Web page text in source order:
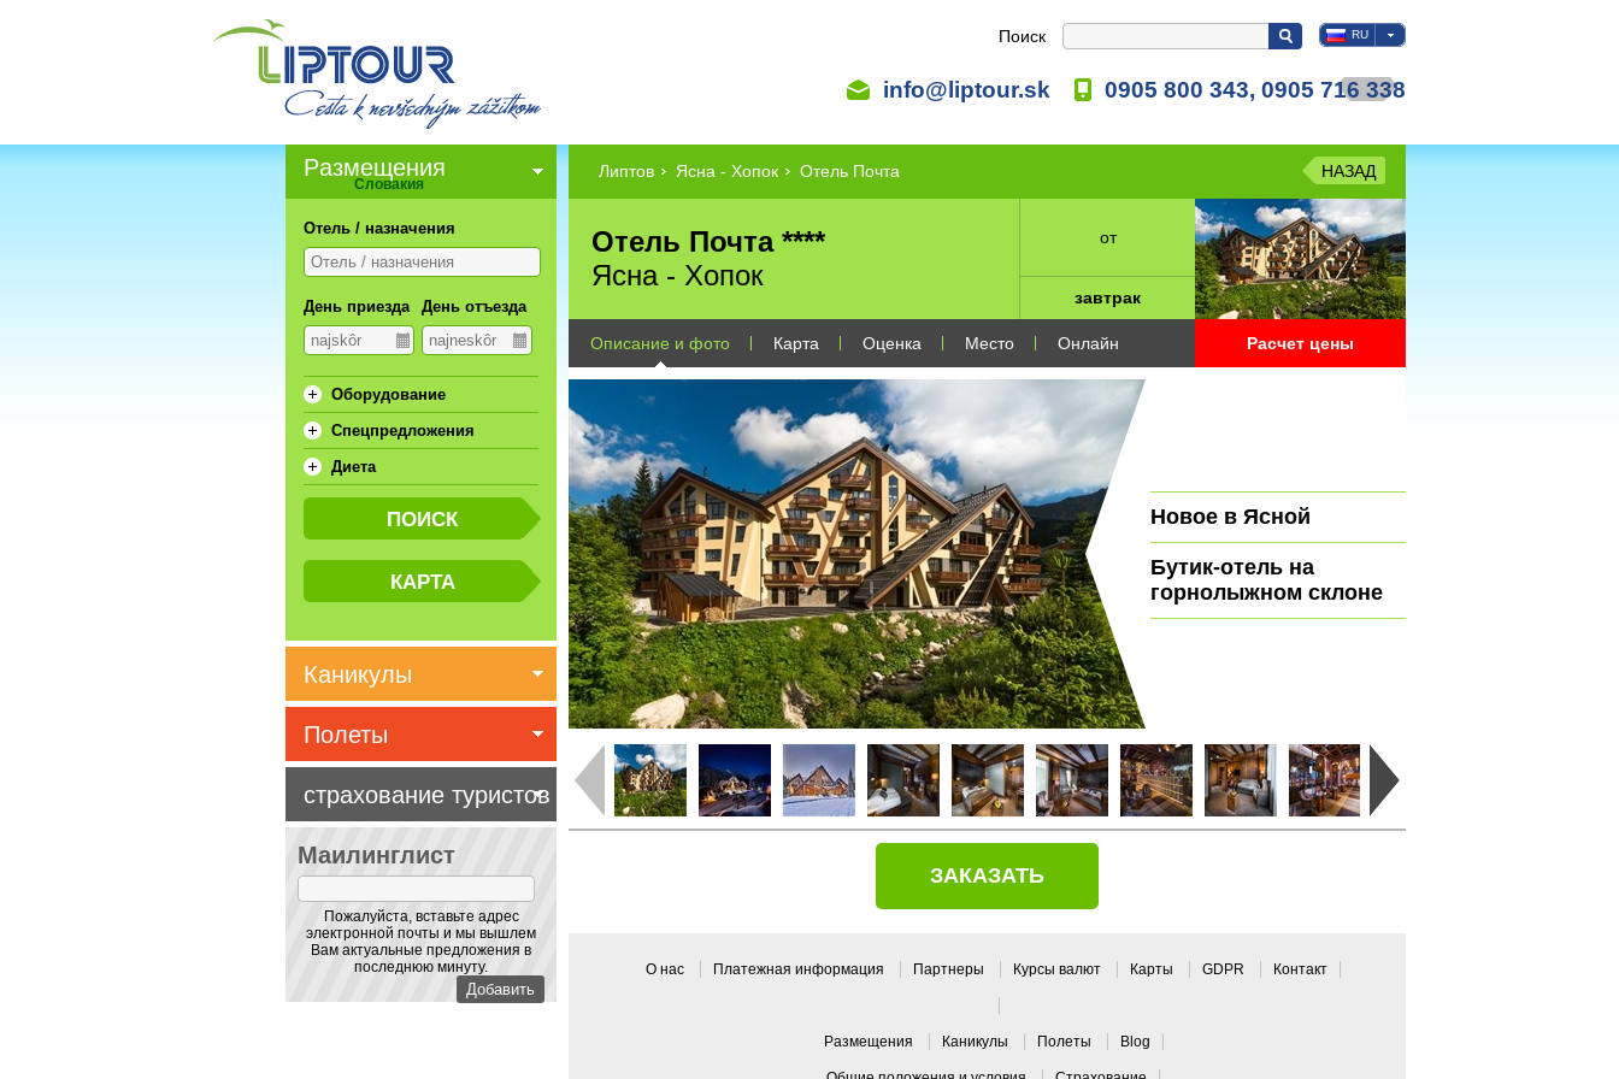
Поиск RU
info@liptour.sk 0905 800 343, 0905 716 338
Липтов Ясна - Хопок Отель Почта НАЗАД
Отель Почта ****
Ясна - Хопок
от
завтрак
Описание и фото Карта Оценка Место Онлайн Расчет цены
Новое в Ясной
Бутик-отель на
горнолыжном склоне
ЗАКАЗАТЬ
О нас Платежная информация Партнеры Курсы валют Карты GDPR Контакт
Pазмещения Каникулы Полеты Blog
Pазмещения
Словакия
Отель / назначения
День приезда День отъезда
Oборудование
Спецпредложения
Диета
Каникулы
Маилинглист
Пожалуйста, вставьте адрес
электронной почты и мы вышлем
Вам актуальные предложения в
последнюю минуту.
Полеты
страхование туристов